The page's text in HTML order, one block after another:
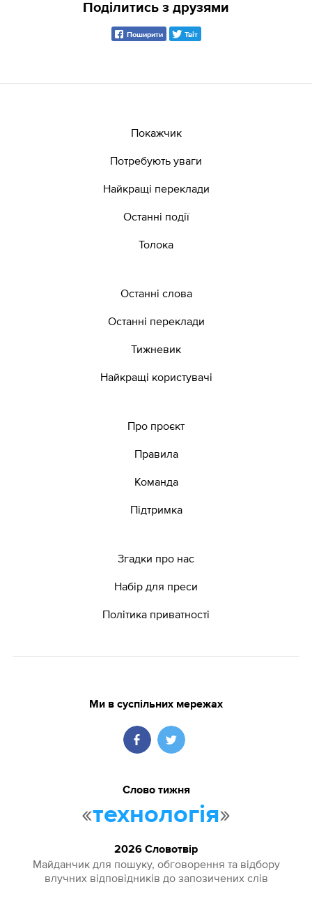
Поділитись з друзями
Поширити Твіт
Покажчик
Потребують уваги
Найкращі переклади
Останні події
Толока
Останні слова
Останні переклади
Тижневик
Найкращі користувачі
Про проєкт
Правила
Команда
Підтримка
Згадки про нас
Набір для преси
Політика приватності
Ми в суспільних мережах
Слово тижня
«технологія»
2026 Словотвір
Майданчик для пошуку, обговорення та відбору
влучних відповідників до запозичених слів